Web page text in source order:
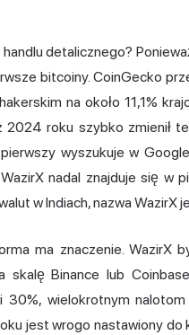
detalicznego?
bitcoiny. CoinGecko
na około 11,1%
2024 roku szybko zmienił
wyszukuje w
nadal znajduje się w
w Indiach, nazwa WazirX
ma znaczenie. WazirX
skalę Binance lub
wielokrotnym nalotom
jest wrogo nastawiony